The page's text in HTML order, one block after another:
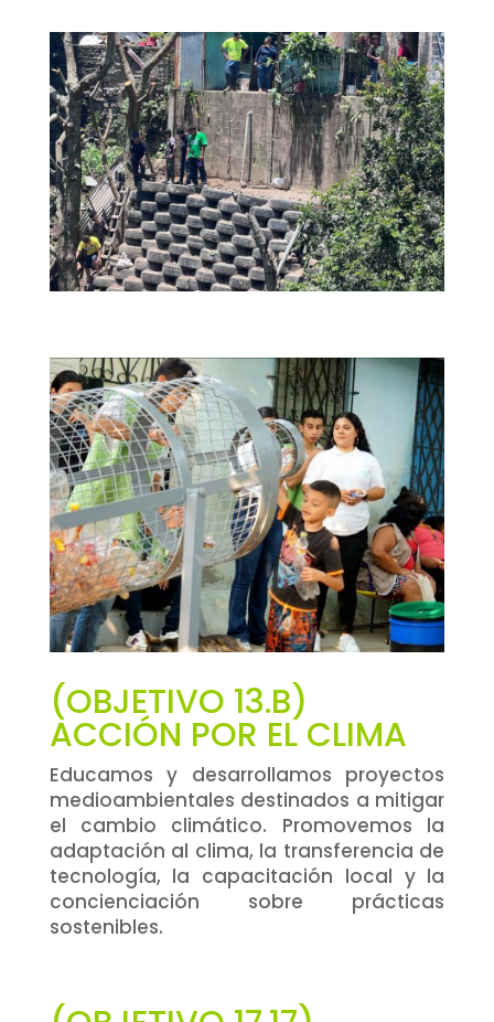
(OBJETIVO 13.B)
ACCIÓN POR EL CLIMA
Educamos y desarrollamos proyectos
medioambientales destinados a mitigar
el cambio climático. Promovemos la
adaptación al clima, la transferencia de
tecnología, la capacitación local y la
concienciación sobre prácticas
sostenibles.